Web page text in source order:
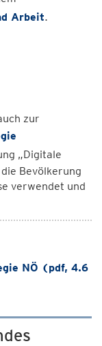
Arbeit.
zur
„Digitale
Bevölkerung
verwendet und
NÖ (pdf, 4.6